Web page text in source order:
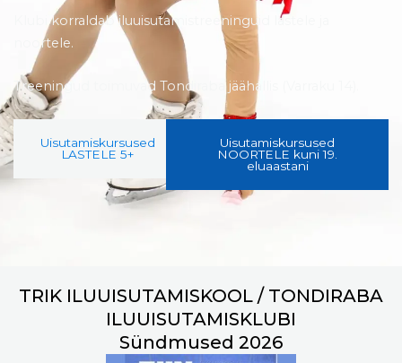
Klubi korraldab iluuisutamistreeninguid lastele ja
noortele.
Treeningud toimuvad Tondiraba jäähallis (Varraku 14).
Uisutamiskursused
LASTELE 5+
Uisutamiskursused
NOORTELE kuni 19.
eluaastani
TRIK ILUUISUTAMISKOOL / TONDIRABA
ILUUISUTAMISKLUBI
Sündmused 2026